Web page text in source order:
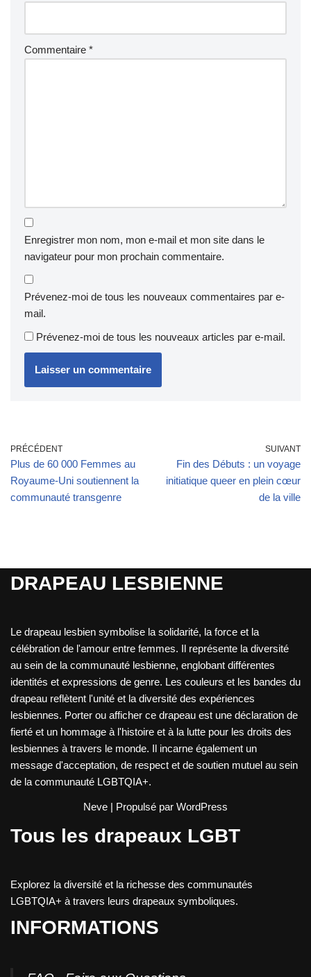
Commentaire *
Enregistrer mon nom, mon e-mail et mon site dans le
navigateur pour mon prochain commentaire.
Prévenez-moi de tous les nouveaux commentaires par e-
mail.
Prévenez-moi de tous les nouveaux articles par e-mail.
PRÉCÉDENT
Plus de 60 000 Femmes au
Royaume-Uni soutiennent la
communauté transgenre
SUIVANT
Fin des Débuts : un voyage
initiatique queer en plein cœur
de la ville
DRAPEAU LESBIENNE
Le drapeau lesbien symbolise la solidarité, la force et la
célébration de l'amour entre femmes. Il représente la diversité
au sein de la communauté lesbienne, englobant différentes
identités et expressions de genre. Les couleurs et les bandes du
drapeau reflètent l'unité et la diversité des expériences
lesbiennes. Porter ou afficher ce drapeau est une déclaration de
fierté et un hommage à l'histoire et à la lutte pour les droits des
lesbiennes à travers le monde. Il incarne également un
message d'acceptation, de respect et de soutien mutuel au sein
de la communauté LGBTQIA+.
Neve | Propulsé par WordPress
Tous les drapeaux LGBT
Explorez la diversité et la richesse des communautés
LGBTQIA+ à travers leurs drapeaux symboliques.
INFORMATIONS